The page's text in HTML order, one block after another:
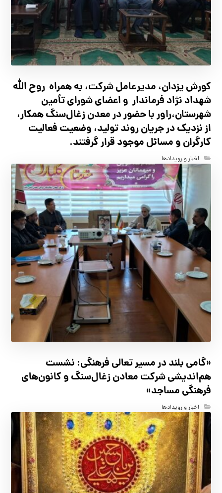
کورش یزدان، مدیرعامل شرکت، به همراه روح الله
شهداد نژاد فرماندار و اعضای شورای تأ‌مین
شهرستان،راور با حضور در معدن زغال‌سنگ همکار،
از نزدیک در جریان روند تولید، وضعیت فعالیت
کارگران و مسائل موجود قرار گرفتند.
اخبار و رویدادها
«گامی بلند در مسیر تعالی فرهنگی: نشست
هم‌اندیشی شرکت معادن زغال‌سنگ و کانون‌های
فرهنگی مساجد»
اخبار و رویدادها